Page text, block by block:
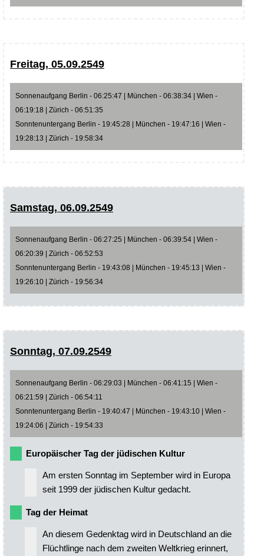
Freitag, 05.09.2549
Sonnenaufgang Berlin - 06:25:47 | München - 06:38:34 | Wien -
06:19:18 | Zürich - 06:51:35
Sonntenuntergang Berlin - 19:45:28 | München - 19:47:16 | Wien -
19:28:13 | Zürich - 19:58:34
Samstag, 06.09.2549
Sonnenaufgang Berlin - 06:27:25 | München - 06:39:54 | Wien -
06:20:39 | Zürich - 06:52:53
Sonntenuntergang Berlin - 19:43:08 | München - 19:45:13 | Wien -
19:26:10 | Zürich - 19:56:34
Sonntag, 07.09.2549
Sonnenaufgang Berlin - 06:29:03 | München - 06:41:15 | Wien -
06:21:59 | Zürich - 06:54:11
Sonntenuntergang Berlin - 19:40:47 | München - 19:43:10 | Wien -
19:24:06 | Zürich - 19:54:33
Europäischer Tag der jüdischen Kultur
Am ersten Sonntag im September wird in Europa
seit 1999 der jüdischen Kultur gedacht.
Tag der Heimat
An diesem Gedenktag wird in Deutschland an die
Flüchtlinge nach dem zweiten Weltkrieg erinnert,